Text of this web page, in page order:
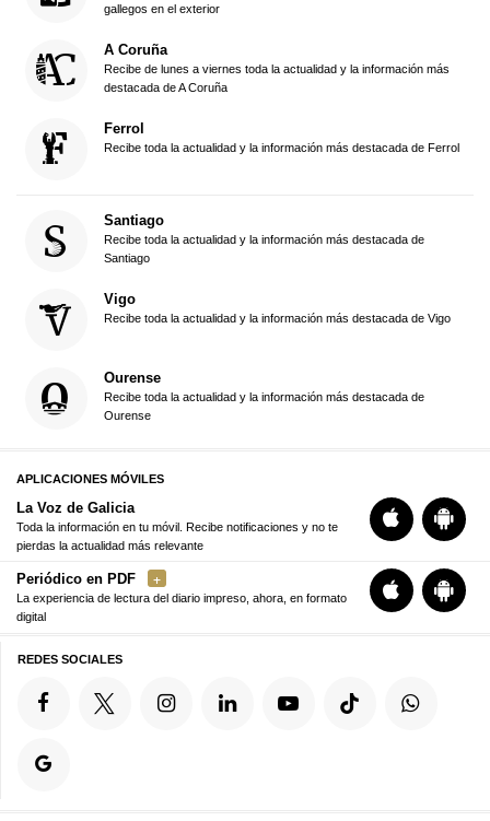
gallegos en el exterior
A Coruña
Recibe de lunes a viernes toda la actualidad y la información más
destacada de A Coruña
Ferrol
Recibe toda la actualidad y la información más destacada de Ferrol
Santiago
Recibe toda la actualidad y la información más destacada de
Santiago
Vigo
Recibe toda la actualidad y la información más destacada de Vigo
Ourense
Recibe toda la actualidad y la información más destacada de
Ourense
APLICACIONES MÓVILES
La Voz de Galicia
Toda la información en tu móvil. Recibe notificaciones y no te
pierdas la actualidad más relevante
Periódico en PDF
La experiencia de lectura del diario impreso, ahora, en formato
digital
REDES SOCIALES